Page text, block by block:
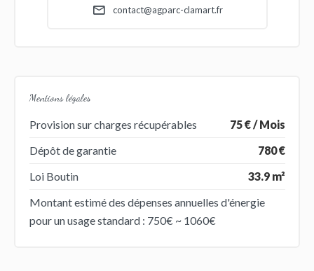
contact@agparc-clamart.fr
Mentions légales
Provision sur charges récupérables
75 € / Mois
Dépôt de garantie
780 €
Loi Boutin
33.9 m²
Montant estimé des dépenses annuelles d'énergie
pour un usage standard : 750€ ~ 1060€